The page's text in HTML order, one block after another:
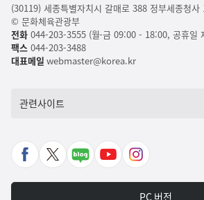
(30119) 세종특별자치시 갈매로 388 정부세종청사
© 문화체육관광부
전화044-203-3555 (월-금 09:00 - 18:00, 공휴일
팩스 044-203-3488
대표메일 webmaster@korea.kr
관련사이트
페
X
네
유
인
타
PC 버전